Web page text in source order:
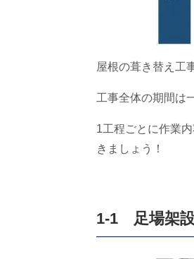
屋根の葺き替え工
工事全体の期間は
1工程ごとに作業
きましょう！
1-1 足場架